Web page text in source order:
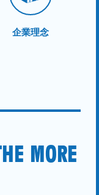
企業理念
MORE